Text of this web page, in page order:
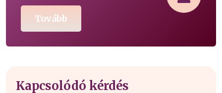
Tovább
Kapcsolódó kérdés